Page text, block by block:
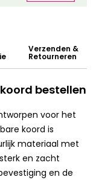
Verzenden &
Retourneren
bestellen
voor het
koord is
materiaal met
en zacht
en de